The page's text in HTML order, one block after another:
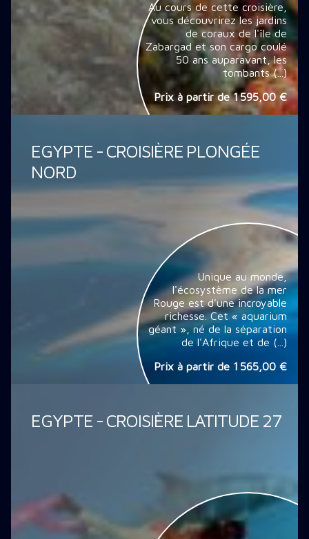
Au cours de cette croisière,
vous découvrirez les jardins
de coraux de l'île de
Zabargad et son cargo coulé
50 ans auparavant, les
tombants (...)
Prix à partir de1 595,00 €
EGYPTE - CROISIÈRE PLONGÉE
NORD
Unique au monde,
l'écosystème de la mer
Rouge est d'une incroyable
richesse. Cet « aquarium
géant », né de la séparation
de l'Afrique et de (...)
Prix à partir de 1 565,00 €
EGYPTE - CROISIÈRE LATITUDE 27